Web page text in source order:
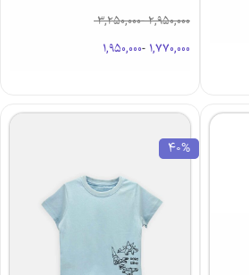
2,950,000
-
3,250,000
1,770,000
-
1,950,000
40%